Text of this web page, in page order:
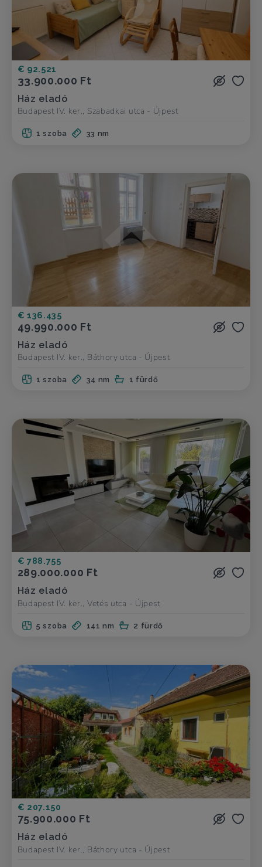
€ 92.521
33.900.000 Ft
Ház eladó
Budapest IV. ker., Szabadkai utca - Újpest
1 szoba 33 nm
€ 136.435
49.990.000 Ft
Ház eladó
Budapest IV. ker., Báthory utca - Újpest
1 szoba 34 nm 1 fürdő
€ 788.755
289.000.000 Ft
Ház eladó
Budapest IV. ker., Vetés utca - Újpest
5 szoba 141 nm 2 fürdő
€ 207.150
75.900.000 Ft
Ház eladó
Budapest IV. ker., Báthory utca - Újpest